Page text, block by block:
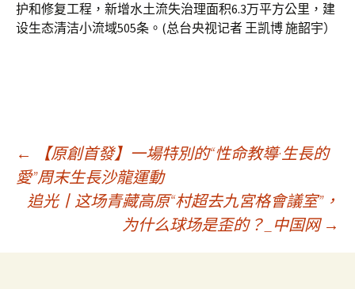
护和修复工程，新增水土流失治理面积6.3万平方公里，建
设生态清洁小流域505条。(总台央视记者 王凯博 施韶宇）
文
章
導
←
【原創首發】一場特別的“性命教導·生長的
愛”周末生長沙龍運動
追光丨这场青藏高原“村超去九宮格會議室”，
为什么球场是歪的？_中国网 →